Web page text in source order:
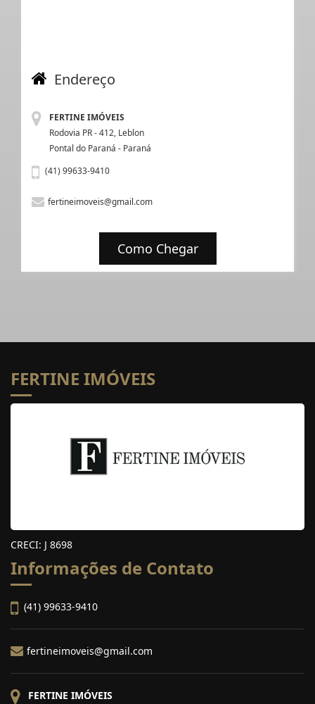
Endereço
FERTINE IMÓVEIS
Rodovia PR - 412, Leblon
Pontal do Paraná - Paraná
(41) 99633-9410
fertineimoveis@gmail.com
Como Chegar
FERTINE IMÓVEIS
CRECI: J 8698
Informações de Contato
(41) 99633-9410
fertineimoveis@gmail.com
FERTINE IMÓVEIS